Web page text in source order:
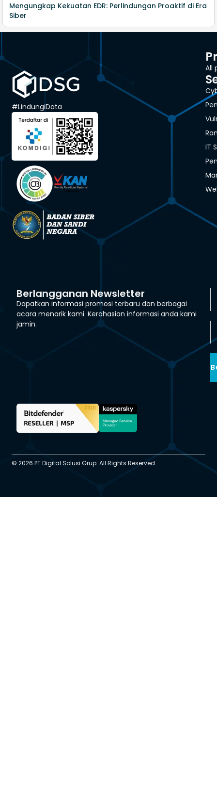
Mengungkap Kekuatan EDR: Perlindungan Proaktif di Era
Siber
#LindungiData
All
IT
Berlangganan Newsletter
Dapatkan informasi promosi terbaru dan berbagai
acara menarik kami. Kerahasian informasi anda kami
jamin.
© 2026 PT Digital Solusi Grup. All Rights Reserved.